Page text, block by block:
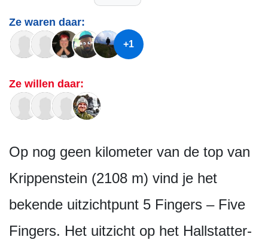
Ze waren daar:
+1
Ze willen daar:
Op nog geen kilometer van de top van
Krippenstein (2108 m) vind je het
bekende uitzichtpunt 5 Fingers – Five
Fingers. Het uitzicht op het Hallstatter-